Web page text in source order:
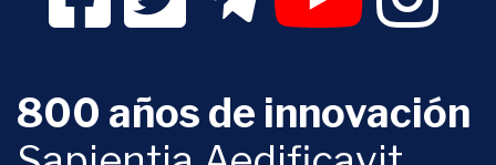
800 años de innovación